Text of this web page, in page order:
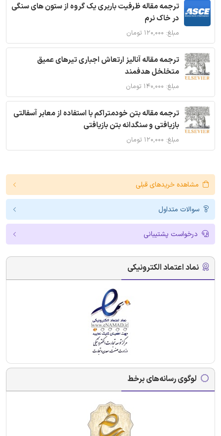
ترجمه مقاله ظرفیت باربری یک گروه از ستون های سنگی
در خاک نرم
مبلغ: ۱۲۰,۰۰۰ تومان
ترجمه مقاله آنالیز ارتعاش اجباری تیرهای عمیق
متخلخل هدفمند
مبلغ: ۱۴۰,۰۰۰ تومان
ترجمه مقاله بتن خودمتراکم با استفاده از معابر آسفالتی
بازیافتی و سنگدانه بتن بازیافتی
مبلغ: ۱۲۰,۰۰۰ تومان
مشاهده خریدهای قبلی
سوالات متداول
درخواست پشتیبانی
نماد اعتماد الکترونیکی
لوگوی رسانه‌های برخط